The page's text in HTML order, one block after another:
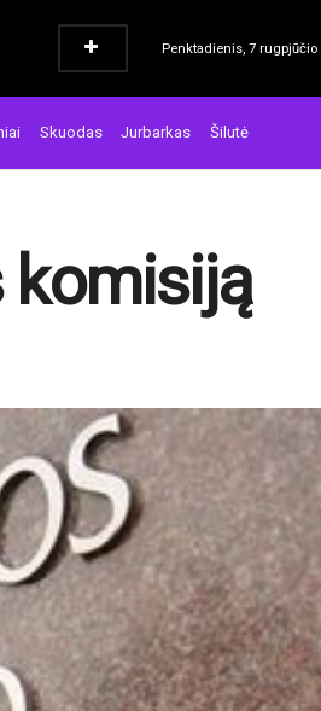
Penktadienis, 7 rugpjūčio
Skuodas Jurbarkas Šilutė
komisiją